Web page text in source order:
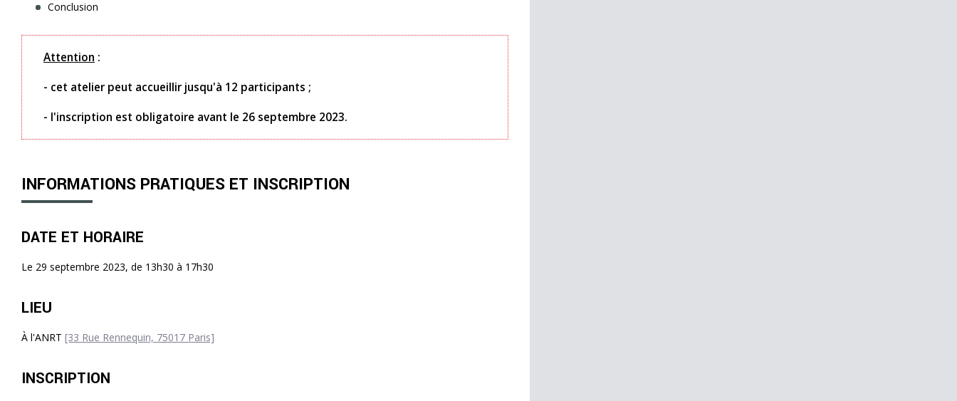
Conclusion
Attention :
- cet atelier peut accueillir jusqu'à 12 participants ;
- l'inscription est obligatoire avant le 26 septembre 2023.
INFORMATIONS PRATIQUES ET INSCRIPTION
DATE ET HORAIRE
Le 29 septembre 2023, de 13h30 à 17h30
LIEU
À l'ANRT [33 Rue Rennequin, 75017 Paris]
INSCRIPTION